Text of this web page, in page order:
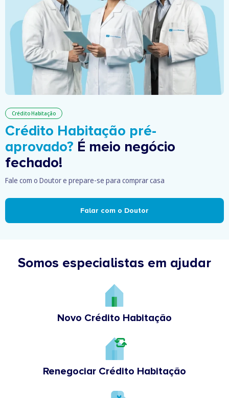
Crédito Habitação
Crédito Habitação pré-
aprovado? É meio negócio
fechado!
Fale com o Doutor e prepare-se para comprar casa
Falar com o Doutor
Somos especialistas em ajudar
Novo Crédito Habitação
Renegociar Crédito Habitação